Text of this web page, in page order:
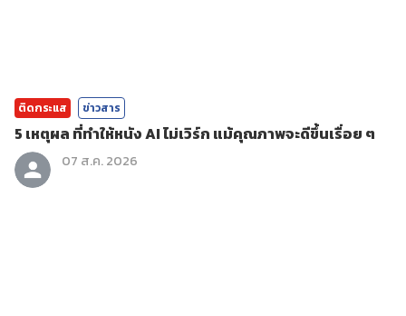
ติดกระแส ข่าวสาร
5 เหตุผล ที่ทำให้หนัง AI ไม่เวิร์ก แม้คุณภาพจะดีขึ้นเรื่อย ๆ
07 ส.ค. 2026